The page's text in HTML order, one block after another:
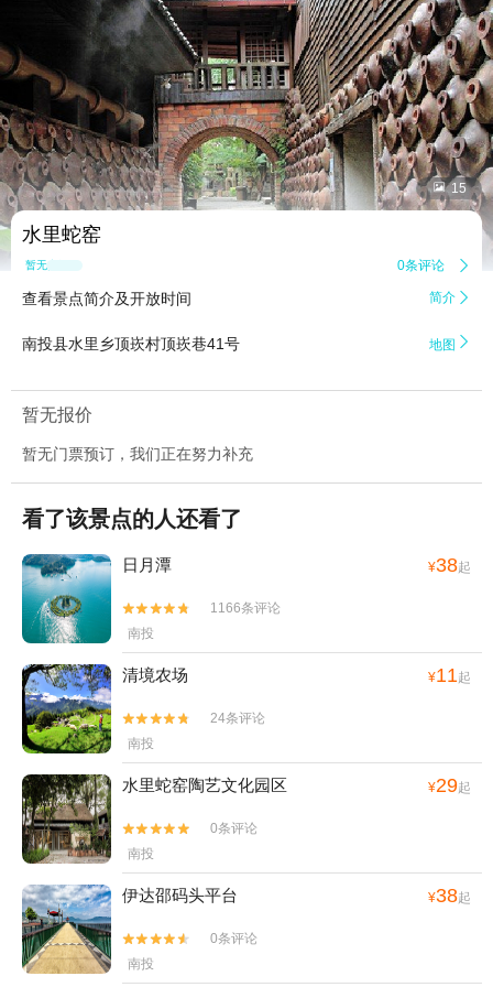
 15
水里蛇窑
暂无点评 0条评论 
查看景点简介及开放时间 简介 
南投县水里乡顶崁村顶崁巷41号 地图 
暂无报价
暂无门票预订，我们正在努力补充
看了该景点的人还看了
日月潭 ¥38起


1166条评论
南投
清境农场 ¥11起


24条评论
南投
水里蛇窑陶艺文化园区 ¥29起


0条评论
南投
伊达邵码头平台 ¥38起


0条评论
南投